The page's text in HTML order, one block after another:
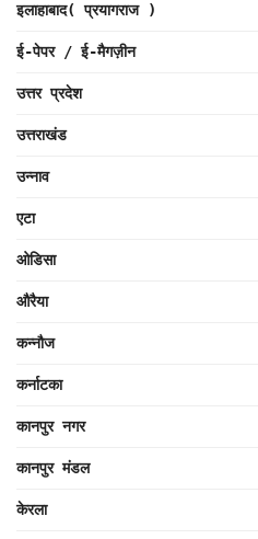
इलाहाबाद( प्रयागराज )
ई-पेपर / ई-मैगज़ीन
उत्तर प्रदेश
उत्तराखंड
उन्नाव
एटा
ओडिसा
औरैया
कन्नौज
कर्नाटका
कानपुर नगर
कानपुर मंडल
केरला